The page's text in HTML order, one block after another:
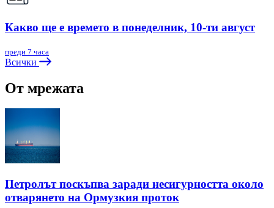
Какво ще е времето в понеделник, 10-ти август
преди 7 часа
Всички
От мрежата
Петролът поскъпва заради несигурността около
отварянето на Ормузкия проток